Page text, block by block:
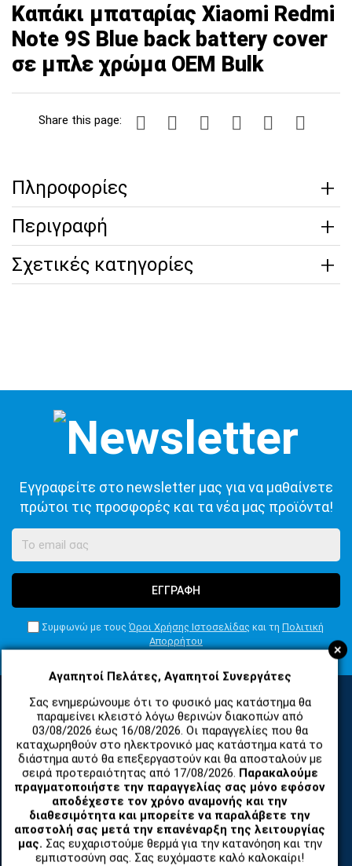
+
Αγαπητοί Πελάτες, Αγαπητοί Συνεργάτες
Σας ενημερώνουμε ότι το φυσικό μας κατάστημα θα
παραμείνει κλειστό λόγω θερινών διακοπών από
03/08/2026 έως 16/08/2026. Οι παραγγελίες που θα
καταχωρηθούν στο ηλεκτρονικό μας κατάστημα κατά το
διάστημα αυτό θα επεξεργαστούν και θα αποσταλούν με
σειρά προτεραιότητας από 17/08/2026. Παρακαλούμε
πραγματοποιήστε την παραγγελίας σας μόνο εφόσον
αποδέχεστε τον χρόνο αναμονής και την
διαθεσιμότητα και μπορείτε να παραλάβετε την
αποστολή σας μετά την επανέναρξη της λειτουργίας
μας. Σας ευχαριστούμε θερμά για την κατανόηση και την
εμπιστοσύνη σας. Σας ευχόμαστε καλό καλοκαίρι!
Καπάκι μπαταρίας Xiaomi Redmi
Note 9S Blue back battery cover
σε μπλε χρώμα OEM Bulk
Share this page:
Πληροφορίες
Περιγραφή
Σχετικές κατηγορίες
Εγγραφείτε στο newsletter μας για να μαθαίνετε
πρώτοι τις προσφορές και τα νέα μας προϊόντα!
ΕΓΓΡΑΦΗ
Συμφωνώ με τους Όροι Χρήσης Ιστοσελίδας και τη Πολιτική
Απορρήτου
ΚΑΤΗΓΟΡΙΕΣ
ΑΝΤΑΛΛΑΚΤΙΚΑ ΚΑΙ ΑΞΕΣΟΥΑΡ ΚΙΝΗΤΩΝ ΤΗΛΕΦΩΝΩΝ
TABLET
ΤΗΛΕΠΙΚΟΙΝΩΝΙΕΣ, ΑΣΥΡΜΑΤΑ, FCT